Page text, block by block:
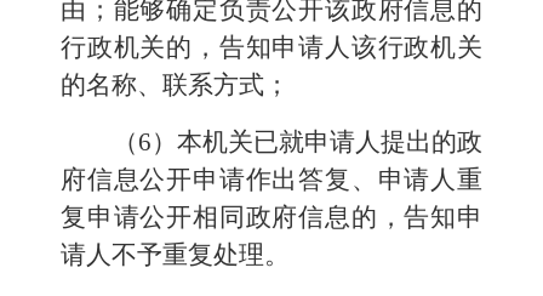
由；能够确定负责公开该政府信息的
行政机关的，告知申请人该行政机关
的名称、联系方式；
（6）本机关已就申请人提出的政
府信息公开申请作出答复、申请人重
复申请公开相同政府信息的，告知申
请人不予重复处理。